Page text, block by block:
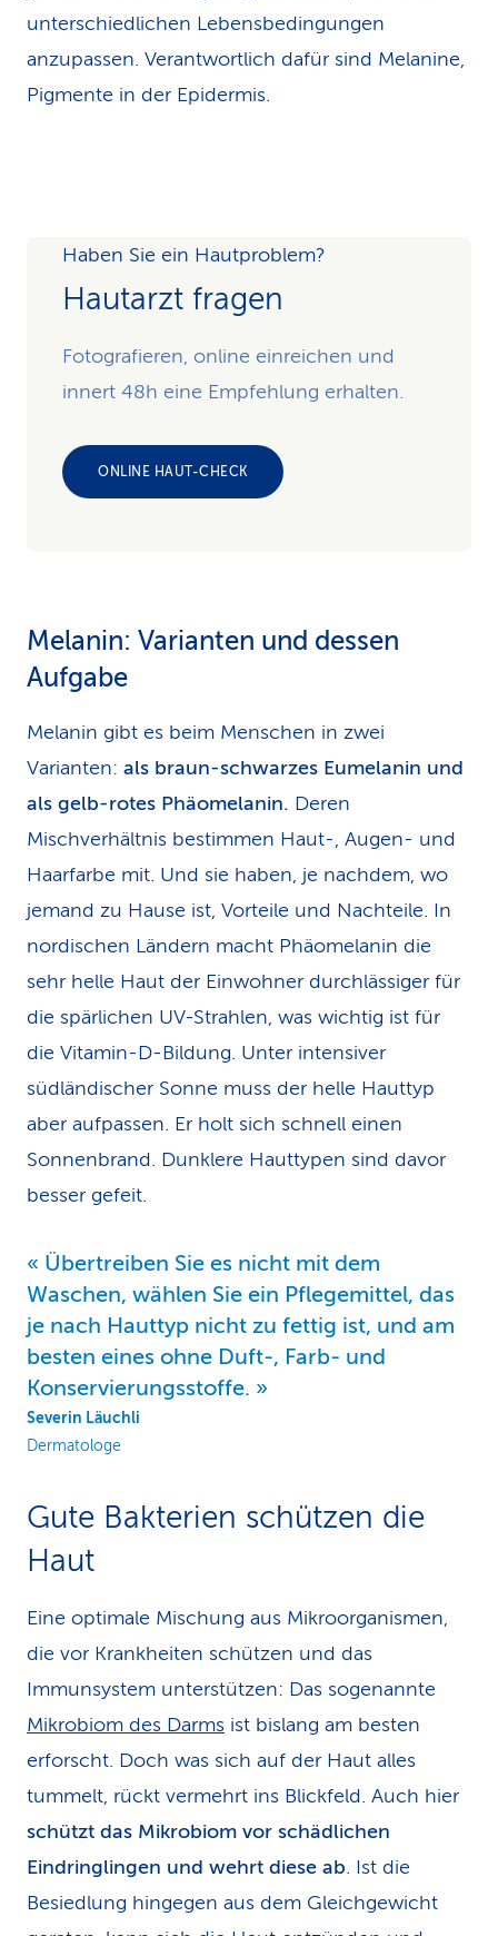
unterschiedlichen Lebensbedingungen
anzupassen. Verantwortlich dafür sind Melanine,
Pigmente in der Epidermis.
Haben Sie ein Hautproblem?
Hautarzt fragen
Fotografieren, online einreichen und
innert 48h eine Empfehlung erhalten.
ONLINE HAUT-CHECK
Melanin: Varianten und dessen
Aufgabe
Melanin gibt es beim Menschen in zwei
Varianten: als braun-schwarzes Eumelanin und
als gelb-rotes Phäomelanin. Deren
Mischverhältnis bestimmen Haut-, Augen- und
Haarfarbe mit. Und sie haben, je nachdem, wo
jemand zu Hause ist, Vorteile und Nachteile. In
nordischen Ländern macht Phäomelanin die
sehr helle Haut der Einwohner durchlässiger für
die spärlichen UV-Strahlen, was wichtig ist für
die Vitamin-D-Bildung. Unter intensiver
südländischer Sonne muss der helle Hauttyp
aber aufpassen. Er holt sich schnell einen
Sonnenbrand. Dunklere Hauttypen sind davor
besser gefeit.
Übertreiben Sie es nicht mit dem
Waschen, wählen Sie ein Pflegemittel, das
je nach Hauttyp nicht zu fettig ist, und am
besten eines ohne Duft-, Farb- und
Konservierungsstoffe.
Severin Läuchli
Dermatologe
Gute Bakterien schützen die
Haut
Eine optimale Mischung aus Mikroorganismen,
die vor Krankheiten schützen und das
Immunsystem unterstützen: Das sogenannte
Mikrobiom des Darms ist bislang am besten
erforscht. Doch was sich auf der Haut alles
tummelt, rückt vermehrt ins Blickfeld. Auch hier
schützt das Mikrobiom vor schädlichen
Eindringlingen und wehrt diese ab. Ist die
Besiedlung hingegen aus dem Gleichgewicht